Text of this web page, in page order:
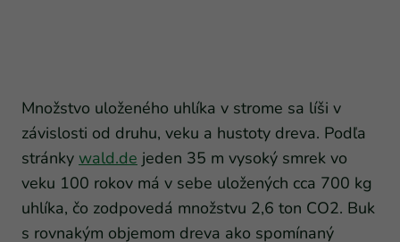
Množstvo uloženého uhlíka v strome sa líši v
závislosti od druhu, veku a hustoty dreva. Podľa
stránky wald.de jeden 35 m vysoký smrek vo
veku 100 rokov má v sebe uložených cca 700 kg
uhlíka, čo zodpovedá množstvu 2,6 ton CO2. Buk
s rovnakým objemom dreva ako spomínaný